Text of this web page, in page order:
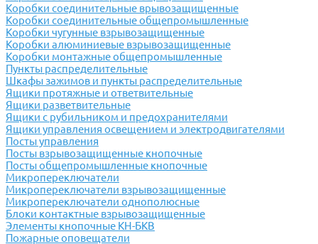
Коробки соединительные врывозащищенные
Коробки соединительные общепромышленные
Коробки чугунные взрывозащищенные
Коробки алюминиевые взрывозащищенные
Коробки монтажные общепромышленные
Пункты распределительные
Шкафы зажимов и пункты распределительные
Ящики протяжные и ответвительные
Ящики разветвительные
Ящики с рубильником и предохранителями
Ящики управления освещением и электродвигателями
Посты управления
Посты взрывозащищенные кнопочные
Посты общепромышленные кнопочные
Микропереключатели
Микропереключатели взрывозащищенные
Микропереключатели однополюсные
Блоки контактные взрывозащищенные
Элементы кнопочные КН-БКВ
Пожарные оповещатели